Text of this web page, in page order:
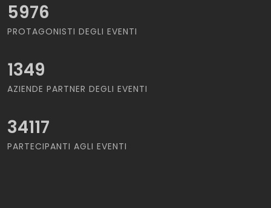
5976
PROTAGONISTI DEGLI EVENTI
1349
AZIENDE PARTNER DEGLI EVENTI
34117
PARTECIPANTI AGLI EVENTI